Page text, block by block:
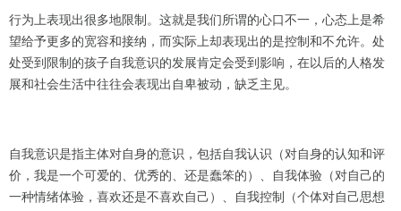
行为上表现出很多地限制。这就是我们所谓的心口不一，心态上是希
望给予更多的宽容和接纳，而实际上却表现出的是控制和不允许。处
处受到限制的孩子自我意识的发展肯定会受到影响，在以后的人格发
展和社会生活中往往会表现出自卑被动，缺乏主见。
自我意识是指主体对自身的意识，包括自我认识（对自身的认知和评
价，我是一个可爱的、优秀的、还是蠢笨的）、自我体验（对自己的
一种情绪体验，喜欢还是不喜欢自己）、自我控制（个体对自己思想